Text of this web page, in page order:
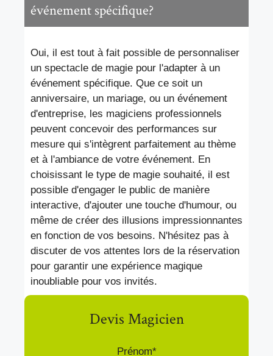
événement spécifique?
Oui, il est tout à fait possible de personnaliser
un spectacle de magie pour l'adapter à un
événement spécifique. Que ce soit un
anniversaire, un mariage, ou un événement
d'entreprise, les magiciens professionnels
peuvent concevoir des performances sur
mesure qui s'intègrent parfaitement au thème
et à l'ambiance de votre événement. En
choisissant le type de magie souhaité, il est
possible d'engager le public de manière
interactive, d'ajouter une touche d'humour, ou
même de créer des illusions impressionnantes
en fonction de vos besoins. N'hésitez pas à
discuter de vos attentes lors de la réservation
pour garantir une expérience magique
inoubliable pour vos invités.
Devis Magicien
Prénom*